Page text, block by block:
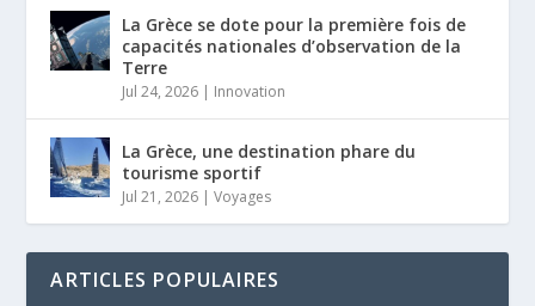
La Grèce se dote pour la première fois de
capacités nationales d’observation de la
Terre
Jul 24, 2026 | Innovation
La Grèce, une destination phare du
tourisme sportif
Jul 21, 2026 |Voyages
ARTICLES POPULAIRES